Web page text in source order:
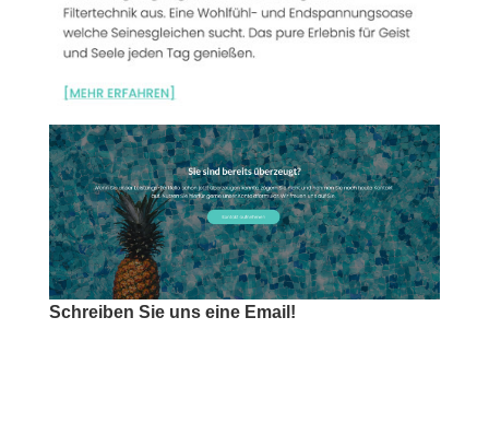
Schreiben Sie uns eine Email!